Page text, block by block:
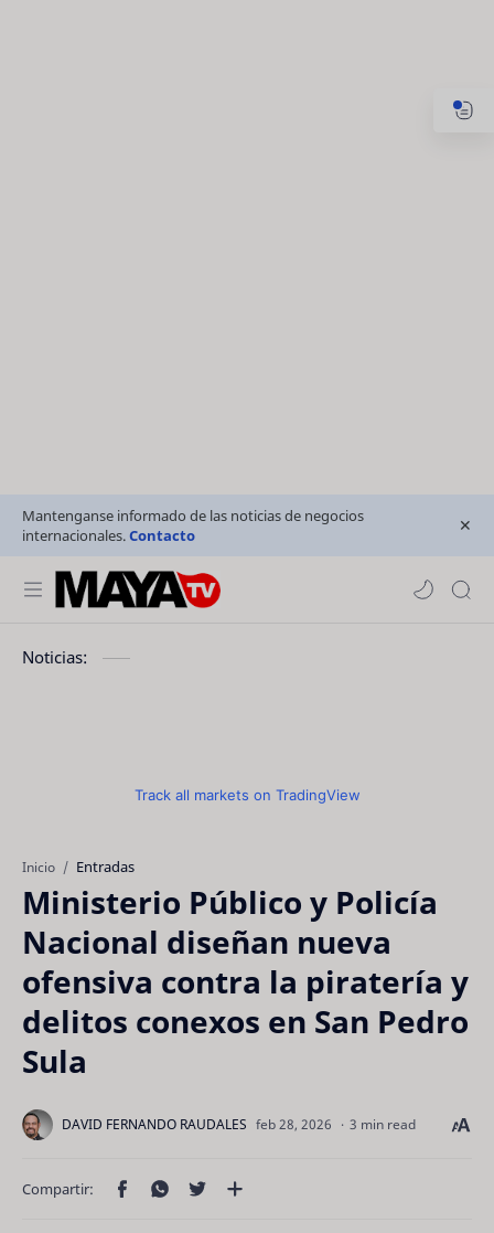
Mantenganse informado de las noticias de negocios
internacionales.Contacto
Noticias:
Track all markets on TradingView
Inicio Entradas
Ministerio Público y Policía
Nacional diseñan nueva
ofensiva contra la piratería y
delitos conexos en San Pedro
Sula
3 min read